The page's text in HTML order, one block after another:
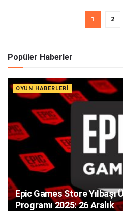
1 2
Popüler Haberler
OYUN HABERLERI
Epic Games Store Yılbaşı
Programı 2025: 26 Aralık